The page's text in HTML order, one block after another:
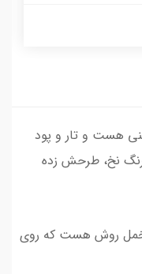
هست و تار و پود
رنگ نخ، طرحش زده
روش هست که روی